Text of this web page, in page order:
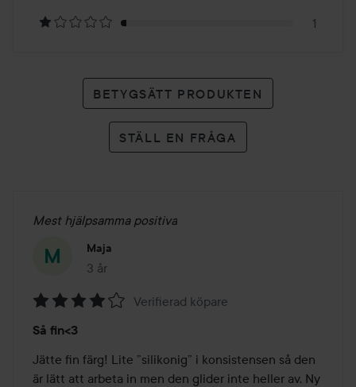
1
BETYGSÄTT PRODUKTEN
STÄLL EN FRÅGA
Mest hjälpsamma positiva
Maja
3 år
Inlägget skapades 3 år
4
av
5
Verifierad köpare
Så fin<3
Jätte fin färg! Lite ”silikonig” i konsistensen så den
är lätt att arbeta in men den glider inte heller av. Ny